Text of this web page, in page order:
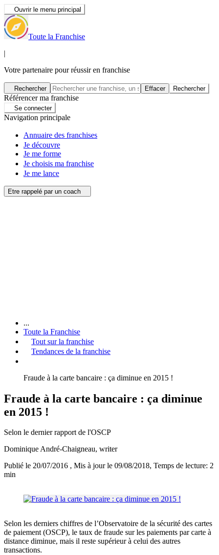
Ouvrir le menu principal
Toute la Franchise
|
Votre partenaire pour réussir en franchise
Rechercher Effacer Rechercher
Référencer ma franchise
Se connecter
Navigation principale
Annuaire des franchises
Je découvre
Je me forme
Je choisis ma franchise
Je me lance
Etre rappelé par un coach
...
Toute la Franchise
Tout sur la franchise
Tendances de la franchise
Fraude à la carte bancaire : ça diminue en 2015 !
Fraude à la carte bancaire : ça diminue
en 2015 !
Selon le dernier rapport de l'OSCP
Dominique André-Chaigneau, writer
Publié le 20/07/2016 , Mis à jour le 09/08/2018, Temps de lecture: 2
min
Selon les derniers chiffres de l’Observatoire de la sécurité des cartes
de paiement (OSCP), le taux de fraude sur les paiements par carte à
distance diminue, mais il reste supérieur à celui des autres
transactions.